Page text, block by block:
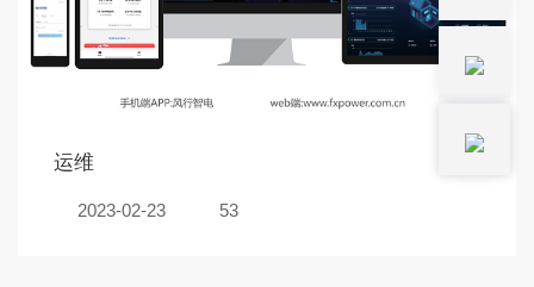
运维
2023-02-23 53